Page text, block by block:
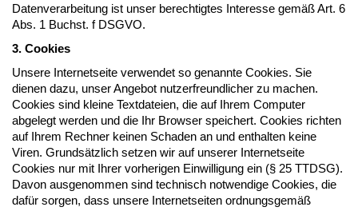
Datenverarbeitung ist unser berechtigtes Interesse gemäß Art. 6
Abs. 1 Buchst. f DSGVO.
3. Cookies
Unsere Internetseite verwendet so genannte Cookies. Sie
dienen dazu, unser Angebot nutzerfreundlicher zu machen.
Cookies sind kleine Textdateien, die auf Ihrem Computer
abgelegt werden und die Ihr Browser speichert. Cookies richten
auf Ihrem Rechner keinen Schaden an und enthalten keine
Viren. Grundsätzlich setzen wir auf unserer Internetseite
Cookies nur mit Ihrer vorherigen Einwilligung ein (§ 25 TTDSG).
Davon ausgenommen sind technisch notwendige Cookies, die
dafür sorgen, dass unsere Internetseiten ordnungsgemäß